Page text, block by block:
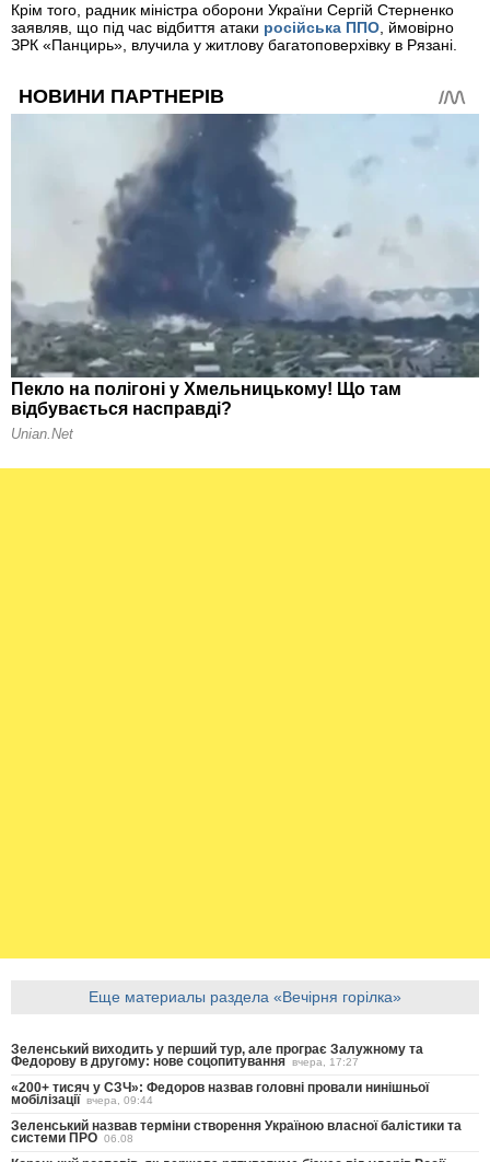
Крім того, радник міністра оборони України Сергій Стерненко
заявляв, що під час відбиття атаки російська ППО, ймовірно
ЗРК «Панцирь», влучила у житлову багатоповерхівку в Рязані.
Еще материалы раздела «Вечірня горілка»
Зеленський виходить у перший тур, але програє Залужному та
Федорову в другому: нове соцопитування вчера, 17:27
«200+ тисяч у СЗЧ»: Федоров назвав головні провали нинішньої
мобілізації вчера, 09:44
Зеленський назвав терміни створення Україною власної балістики та
системи ПРО 06.08